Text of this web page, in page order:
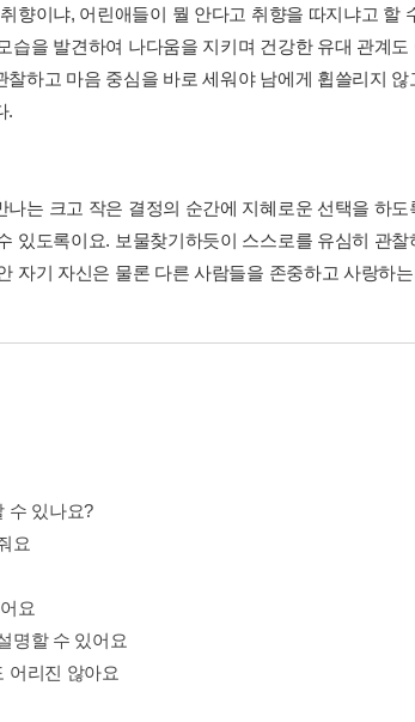
향이냐, 어린애들이 뭘 안다고 취향을 따지냐고 할
습을 발견하여 나다움을 지키며 건강한 유대 관계
찰하고 마음 중심을 바로 세워야 남에게 휩쓸리지
.
나는 크고 작은 결정의 순간에 지혜로운 선택을 하
있도록이요. 보물찾기하듯이 스스로를 유심히 관
자기 자신은 물론 다른 사람들을 존중하고 사랑하
수 있나요?
요
요
명할 수 있어요
어리진 않아요